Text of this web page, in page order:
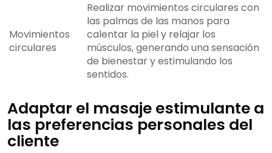
Movimientos
circulares
Realizar movimientos circulares con
las palmas de las manos para
calentar la piel y relajar los
músculos, generando una sensación
de bienestar y estimulando los
sentidos.
Adaptar el masaje estimulante a
las preferencias personales del
cliente